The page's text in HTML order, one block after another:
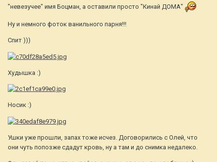
"невезучее" имя Боцман, а оставили просто "Кинай ДОМА"
Ну и немного фоток ванильного парня!!!
Спит )))
Худышка :)
Носик :)
Ушки уже прошли, запах тоже исчез. Договорились с Олей, что
они чуть попозже сдадут кровь, ну а там и до снимка недалеко.